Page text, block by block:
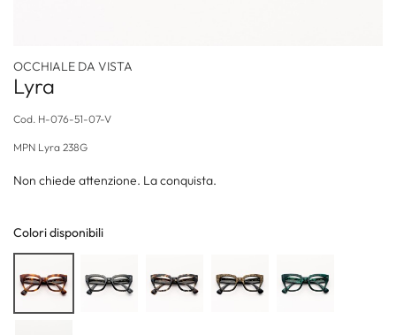
OCCHIALE DA VISTA
Lyra
Cod. H-076-51-07-V
MPN Lyra 238G
Non chiede attenzione. La conquista.
Colori disponibili